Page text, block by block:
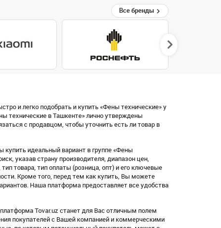
Все бренды
и легко подобрать и купить «Фены технические» у
технические в Ташкенте» лично утверждены
с продавцом, чтобы уточнить есть ли товар в
идеальный вариант в группе «Фены
указав страну производителя, диапазон цен,
товара, тип оплаты (розница, опт) и его ключевые
Кроме того, перед тем как купить, Вы можете
Наша платформа предоставляет все удобства
Tovar.uz станет для Вас отличным полем
покупателей с Вашей компанией и коммерческими